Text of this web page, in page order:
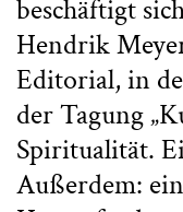
beschäftigt
Hendrik
Editorial, in
der Tagung
Spiritualität.
Außerdem: